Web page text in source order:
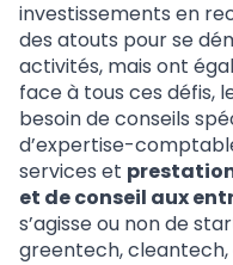
investissements en
des atouts pour se
activités, mais ont
face à tous ces défis,
besoin de conseils
d’expertise-
services et
et de conseil aux
s’agisse ou non de
greentech, cleantech,